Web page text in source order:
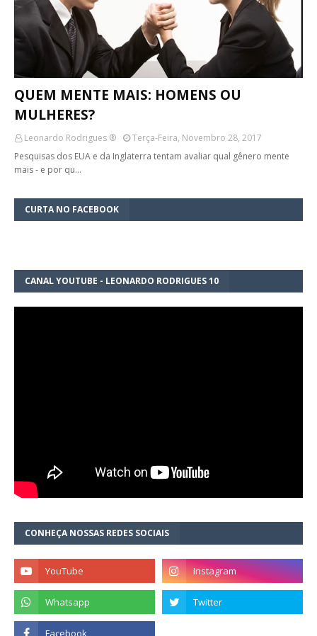
QUEM MENTE MAIS: HOMENS OU
MULHERES?
Leonardo Rodrigues ®
Terça-Feira, Novembro 28, 2017
Pesquisas dos EUA e da Inglaterra tentam avaliar qual gênero mente
mais - e por qu…
CURTA NO FACEBOOK
CANAL YOUTUBE - LEONARDO RODRIGUES 10
CONHEÇA NOSSAS REDES SOCIAIS